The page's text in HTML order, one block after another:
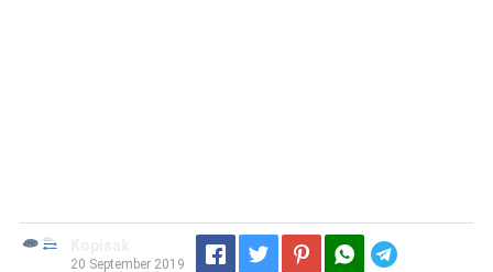
20 September 2019